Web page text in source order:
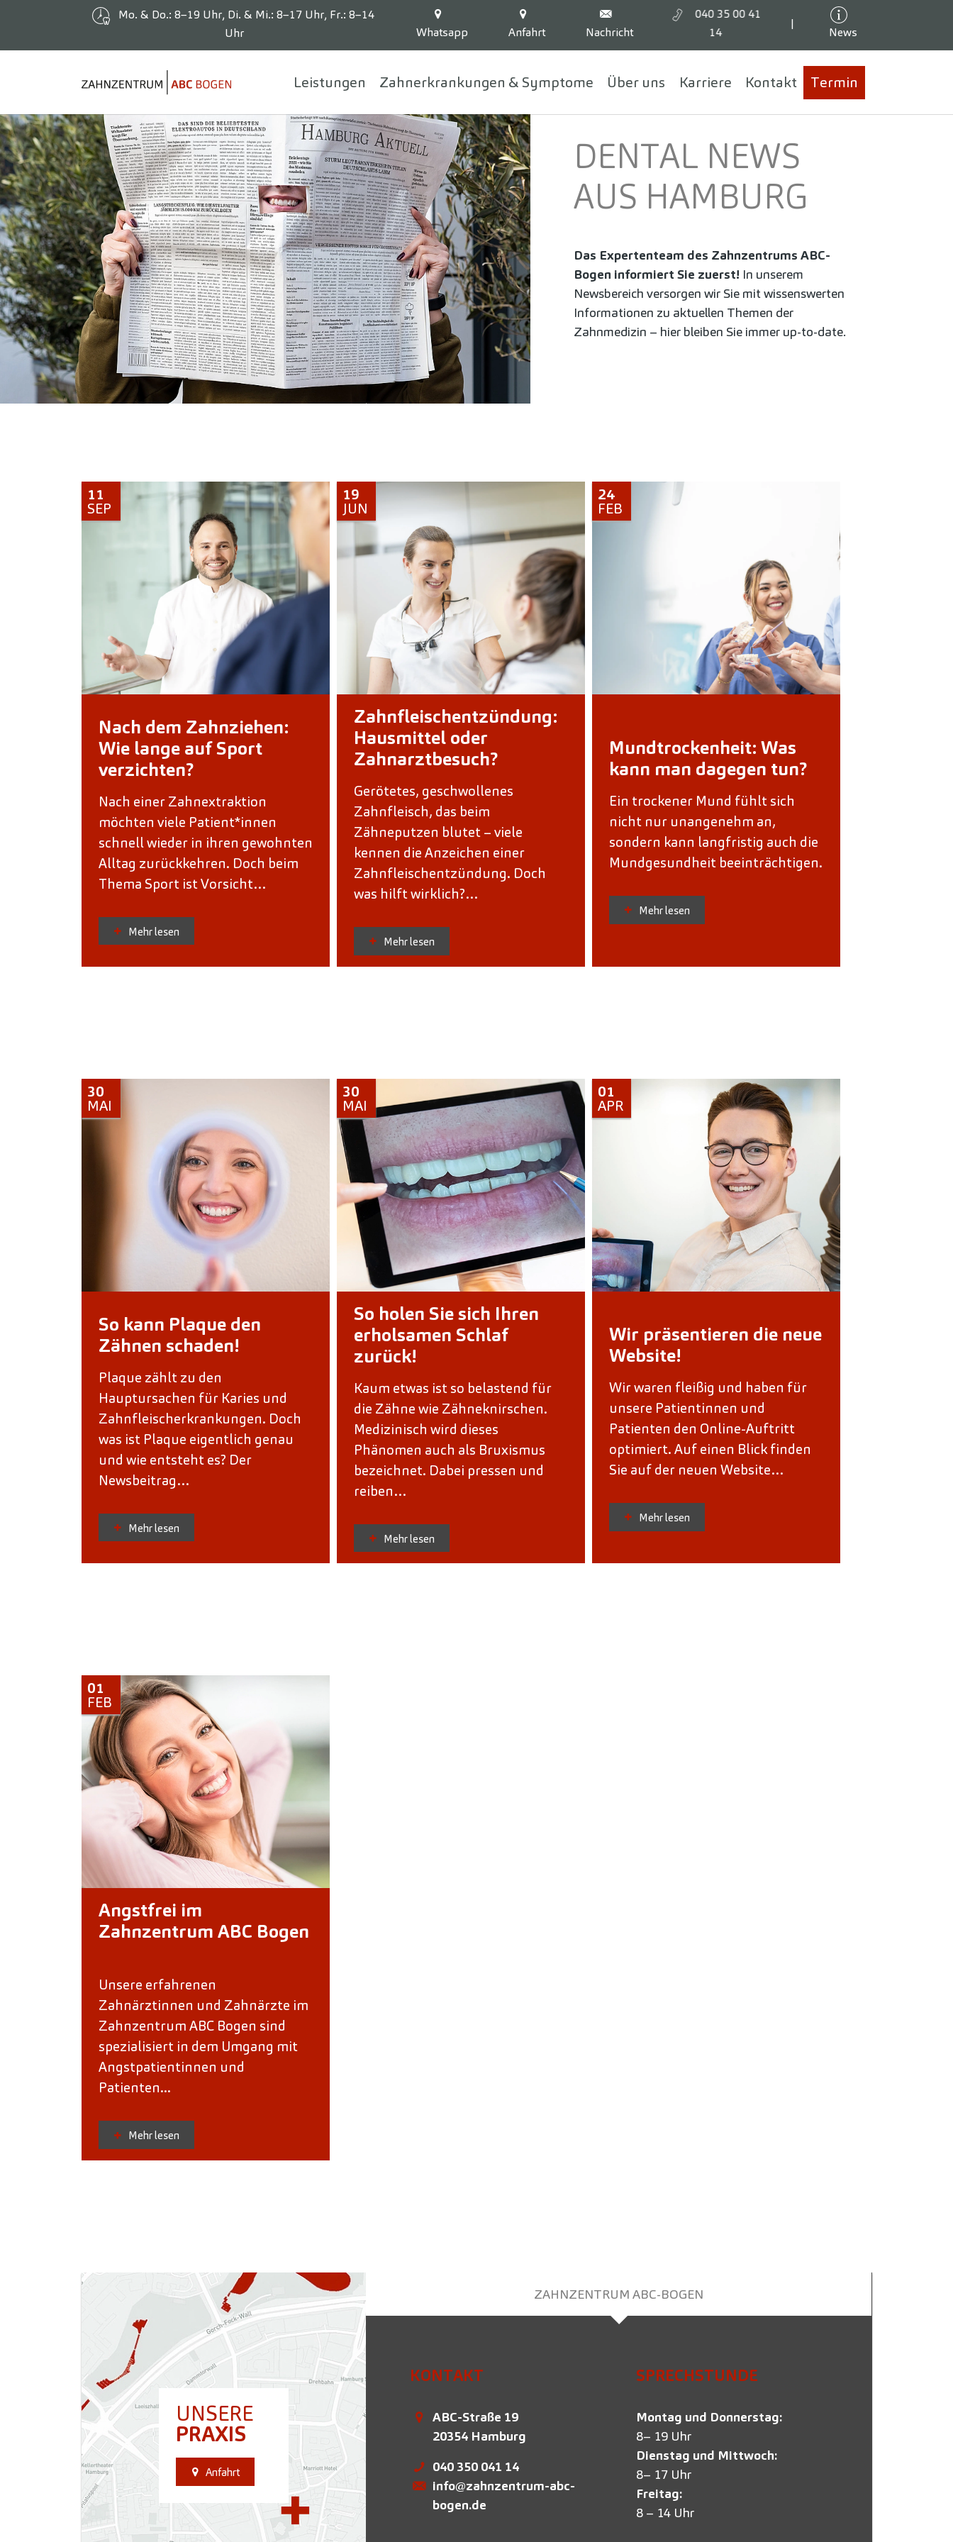
Zum Hauptinhalt springen
Mo. & Do.: 8–19 Uhr, Di. & Mi.: 8–17 Uhr, Fr.: 8–14
Uhr
Whatsapp Anfahrt Nachricht
040 35 00 41
14
|
News
Leistungen Zahnerkrankungen & Symptome Über uns Karriere Kontakt Termin
DENTAL NEWS
AUS HAMBURG
Das Expertenteam des Zahnzentrums ABC-
Bogen informiert Sie zuerst! In unserem
Newsbereich versorgen wir Sie mit wissenswerten
Informationen zu aktuellen Themen der
Zahnmedizin – hier bleiben Sie immer up-to-date.
11
SEP
Nach dem Zahnziehen:
Wie lange auf Sport
verzichten?
Nach einer Zahnextraktion
möchten viele Patient*innen
schnell wieder in ihren gewohnten
Alltag zurückkehren. Doch beim
Thema Sport ist Vorsicht…
Mehr lesen
19
JUN
Zahnfleischentzündung:
Hausmittel oder
Zahnarztbesuch?
Gerötetes, geschwollenes
Zahnfleisch, das beim
Zähneputzen blutet – viele
kennen die Anzeichen einer
Zahnfleischentzündung. Doch
was hilft wirklich?…
Mehr lesen
24
FEB
Mundtrockenheit: Was
kann man dagegen tun?
Ein trockener Mund fühlt sich
nicht nur unangenehm an,
sondern kann langfristig auch die
Mundgesundheit beeinträchtigen.
Mehr lesen
30
MAI
So kann Plaque den
Zähnen schaden!
Plaque zählt zu den
Hauptursachen für Karies und
Zahnfleischerkrankungen. Doch
was ist Plaque eigentlich genau
und wie entsteht es? Der
Newsbeitrag…
Mehr lesen
30
MAI
So holen Sie sich Ihren
erholsamen Schlaf
zurück!
Kaum etwas ist so belastend für
die Zähne wie Zähneknirschen.
Medizinisch wird dieses
Phänomen auch als Bruxismus
bezeichnet. Dabei pressen und
reiben…
Mehr lesen
01
APR
Wir präsentieren die neue
Website!
Wir waren fleißig und haben für
unsere Patientinnen und
Patienten den Online-Auftritt
optimiert. Auf einen Blick finden
Sie auf der neuen Website…
Mehr lesen
01
FEB
Angstfrei im
Zahnzentrum ABC Bogen
Unsere erfahrenen
Zahnärztinnen und Zahnärzte im
Zahnzentrum ABC Bogen sind
spezialisiert in dem Umgang mit
Angstpatientinnen und
Patienten...
Mehr lesen
UNSERE
PRAXIS
Anfahrt
ZAHNZENTRUM ABC-BOGEN
KONTAKT
ABC-Straße 19
20354 Hamburg
040 350 041 14
info@zahnzentrum-abc-
bogen.de
SPRECHSTUNDE
Montag und Donnerstag:
8– 19 Uhr
Dienstag und Mittwoch:
8– 17 Uhr
Freitag:
8 – 14 Uhr